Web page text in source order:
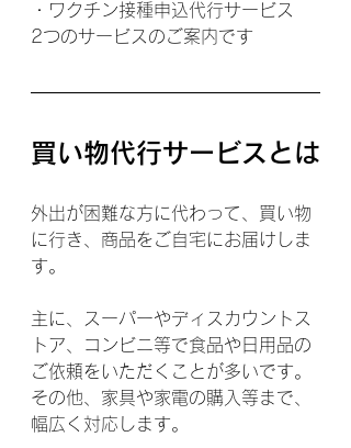
・ワクチン接種申込代行サービス
2つのサービスのご案内です
買い物代行サービスとは
外出が困難な方に代わって、買い物
に行き、商品をご自宅にお届けしま
す。
主に、スーパーやディスカウントス
トア、コンビニ等で食品や日用品の
ご依頼をいただくことが多いです。
その他、家具や家電の購入等まで、
幅広く対応します。